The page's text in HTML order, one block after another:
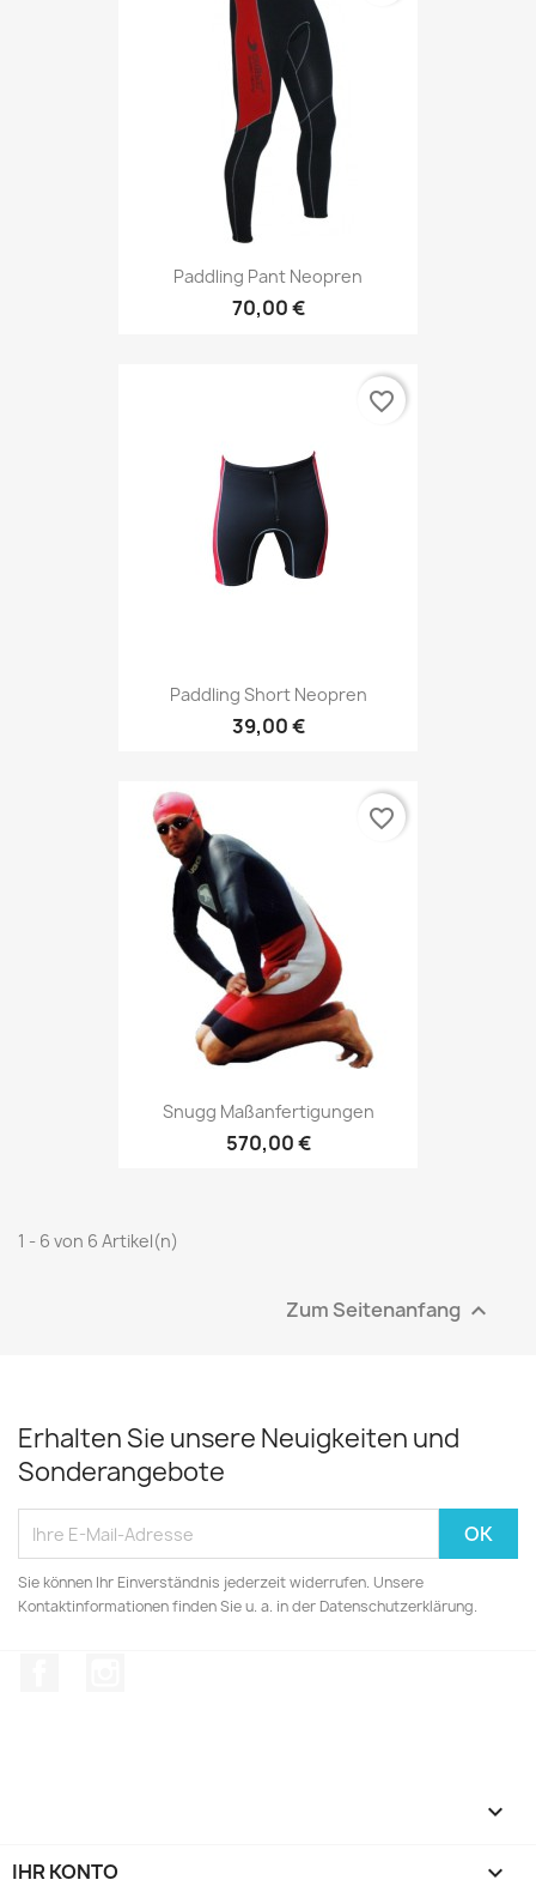
Paddling Pant Neopren
70,00 €
Paddling Short Neopren
39,00 €
favorite_border
Snugg Maßanfertigungen
570,00 €
favorite_border
1 - 6 von 6 Artikel(n)
Zum Seitenanfang 
Erhalten Sie unsere Neuigkeiten und
Sonderangebote
Sie können Ihr Einverständnis jederzeit widerrufen. Unsere
Kontaktinformationen finden Sie u. a. in der Datenschutzerklärung.

IHR KONTO 